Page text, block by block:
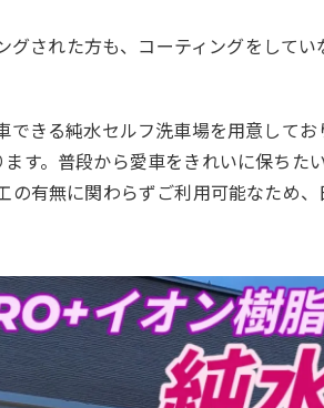
グされた方も、コーティングをしてい
きる純水セルフ洗車場を用意して
す。普段から愛車をきれいに保ち
の有無に関わらずご利用可能なため、